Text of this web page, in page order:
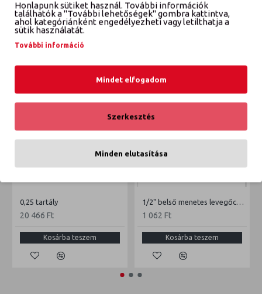
VÉLEMÉNYEK
0,25 tartály
20 466 Ft
Kosárba teszem
1/2" belső menetes levegőcsatlakozó
1 062 Ft
Kosárba teszem
Honlapunk sütiket használ. További információk
találhatók a "További lehetőségek" gombra kattintva,
ahol kategóriánként engedélyezheti vagy letilthatja a
sütik használatát.
További információ
Mindet elfogadom
Szerkesztés
Minden elutasítása